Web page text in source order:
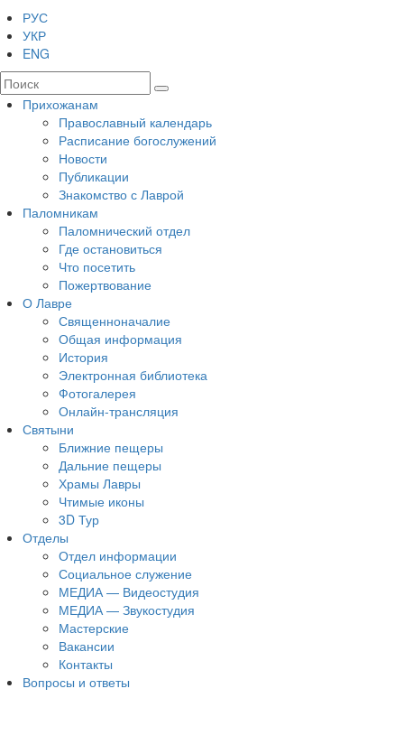
РУС
УКР
ENG
Прихожанам
Православный календарь
Расписание богослужений
Новости
Публикации
Знакомство с Лаврой
Паломникам
Паломнический отдел
Где остановиться
Что посетить
Пожертвование
О Лавре
Священноначалие
Общая информация
История
Электронная библиотека
Фотогалерея
Онлайн-трансляция
Святыни
Ближние пещеры
Дальние пещеры
Храмы Лавры
Чтимые иконы
3D Тур
Отделы
Отдел информации
Социальное служение
МЕДИА — Видеостудия
МЕДИА — Звукостудия
Мастерские
Вакансии
Контакты
Вопросы и ответы